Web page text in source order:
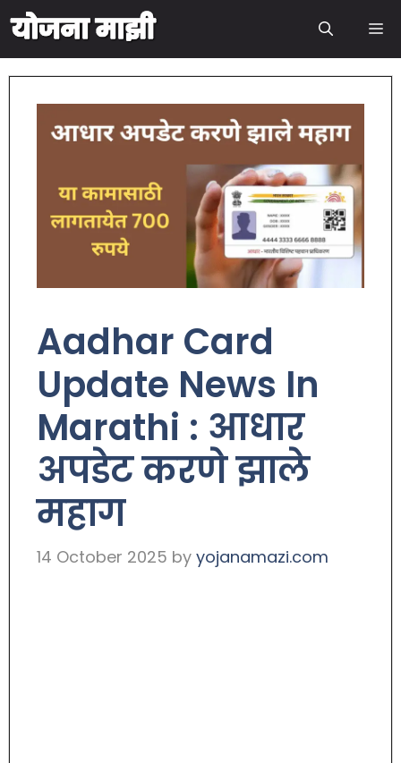
Aadhar Card
Update News In
Marathi : आधार
अपडेट करणे झाले
महाग
14 October 2025 by yojanamazi.com